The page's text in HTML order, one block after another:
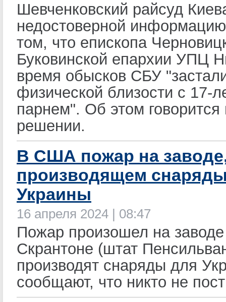
Шевченковский райсуд
недостоверной
том, что епископа
Буковинской епархии УПЦ
время обысков СБУ
физической близости с 17-
парнем". Об этом
решении.
В США пожар на
производящем
Украины
16 апреля 2024 | 08:47
Пожар произошел на
Скрантоне (штат
производят снаряды для
сообщают, что никто не